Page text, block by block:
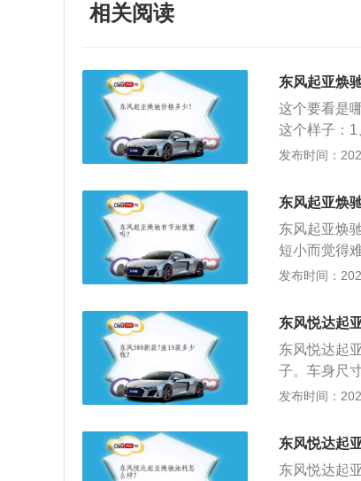
相关阅读
东风起亚焕
这个要看是
这个样子：
轻朋友和小
是绰绰有余
格方面焕驰
发布时间：
东风起亚焕
东风起亚焕
短小而觉得
延续起亚家
60（mm）
空间的表现
姿。但后排
后排，腿部
座垫长度对
叔在这台车
还要多花
发布时间：
东风悦达起
东风悦达起
子。车身尺
于这个级别
个级别的赛
了，并且后
没有日间灯
发布时间：
东风悦达起
东风悦达起